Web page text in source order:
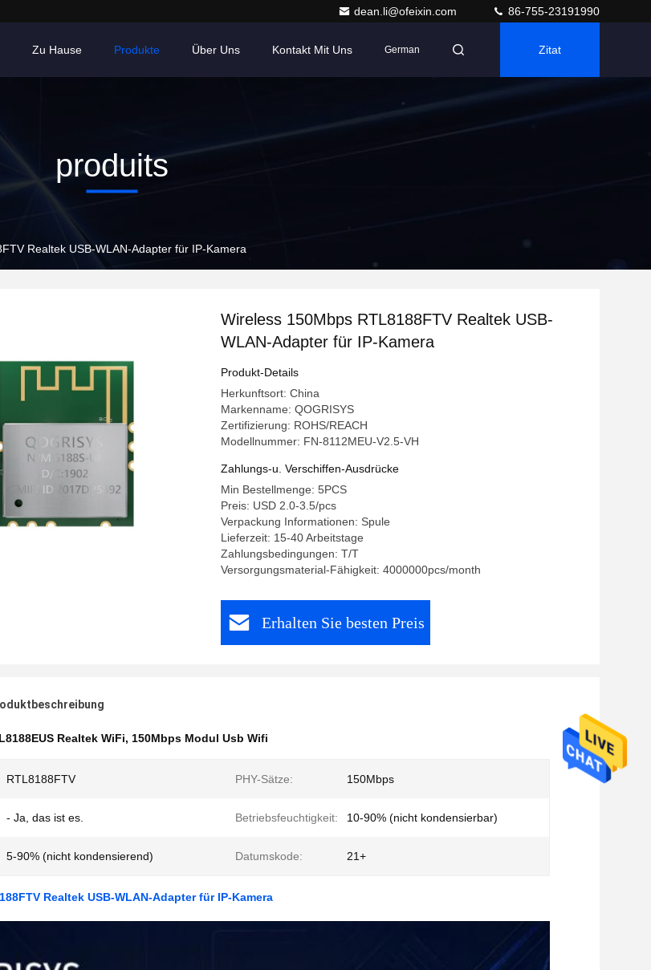
dean.li@ofeixin.com 86-755-23191990
Zu Hause Produkte Über Uns Kontakt Mit Uns German Zitat
produits
Realtek USB-WLAN-Adapter für IP-Kamera
Wireless 150Mbps RTL8188FTV Realtek USB-
WLAN-Adapter für IP-Kamera
Produkt-Details
Herkunftsort: China
Markenname: QOGRISYS
Zertifizierung: ROHS/REACH
Modellnummer: FN-8112MEU-V2.5-VH
Zahlungs-u. Verschiffen-Ausdrücke
Min Bestellmenge: 5PCS
Preis: USD 2.0-3.5/pcs
Verpackung Informationen: Spule
Lieferzeit: 15-40 Arbeitstage
Zahlungsbedingungen: T/T
Versorgungsmaterial-Fähigkeit: 4000000pcs/month
Erhalten Sie besten Preis
Realtek WiFi, 150Mbps Modul Usb Wifi
RTL8188FTV PHY-Sätze: 150Mbps
- Ja, das ist es. Betriebsfeuchtigkeit: 10-90% (nicht kondensierbar)
5-90% (nicht kondensierend) Datumskode: 21+
Realtek USB-WLAN-Adapter für IP-Kamera